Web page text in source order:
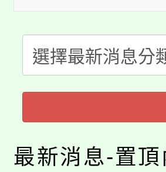
代理(課)教
「2026金融
車」活動
桃園市115
生本土語及
公告本校
代理(課)教
轉知中國文
最新消息-置頂